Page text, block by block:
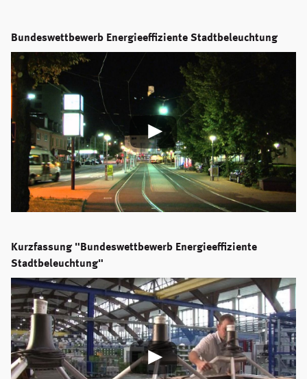
Bundeswettbewerb Energieeffiziente Stadtbeleuchtung
Kurzfassung "Bundeswettbewerb Energieeffiziente
Stadtbeleuchtung"